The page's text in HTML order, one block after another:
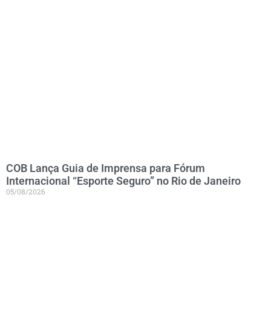
COB Lança Guia de Imprensa para Fórum
Internacional “Esporte Seguro” no Rio de Janeiro
05/08/2026